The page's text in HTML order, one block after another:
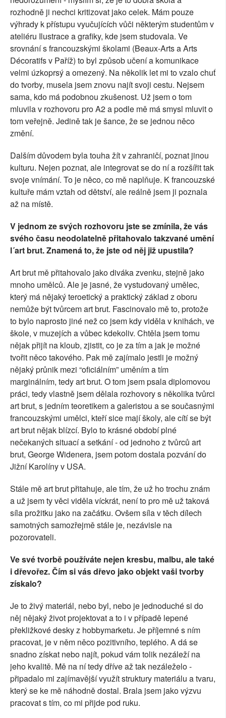
rozhodně ji nechci kritizovat jako celek. Mám pouze
výhrady k přístupu vyučujících vůči některým studentům v
ateliéru Ilustrace a grafiky, kde jsem studovala. Ve
srovnání s francouzskými školami (Beaux-Arts a Arts
Décoratifs v Paříž) to byl způsob učení a komunikace
velmi úzkoprsý a omezený. Na několik let mi to vzalo chuť
do tvorby, musela jsem znovu najít svoji cestu. Nejsem
sama, kdo má podobnou zkušenost. Už jsem o tom
mluvila v rozhovoru pro A2 a podle mě má smysl mluvit o
tom veřejně. Jedině tak je šance, že se jednou něco
změní.
Dalším důvodem byla touha žít v zahraničí, poznat jinou
kulturu. Nejen poznat, ale integrovat se do ní a rozšířit tak
svoje vnímání. To je něco, co mě naplňuje. K francouzské
kultuře mám vztah od dětství, ale reálně jsem ji poznala
až na místě.
V jednom ze svých rozhovoru jste se zmínila, že vás
svého času neodolatelně přitahovalo takzvané umění
l´art brut. Znamená to, že jste od něj již upustila?
Art brut mě přitahovalo jako diváka zvenku, stejně jako
mnoho umělců. Ale je jasné, že vystudovaný umělec,
který má nějaký teroetický a praktický základ z oboru
nemůže být tvůrcem art brut. Fascinovalo mě to, protože
to bylo naprosto jiné než co jsem kdy viděla v knihách, ve
škole, v muzejích a vůbec kdekoliv. Chtěla jsem tomu
nějak přijít na kloub, zjistit, co je za tím a jak je možné
tvořit něco takového. Pak mě zajímalo jestli je možný
nějaký průnik mezi “oficiálním” uměním a tím
marginálním, tedy art brut. O tom jsem psala diplomovou
práci, tedy vlastně jsem dělala rozhovory s několika tvůrci
art brut, s jedním teoretikem a galeristou a se současnými
francouzskými umělci, kteří sice mají školy, ale cítí se být
art brut nějak blízcí. Bylo to krásné období plné
nečekaných situací a setkání - od jednoho z tvůrců art
brut, George Widenera, jsem potom dostala pozvání do
Jižní Karolíny v USA.
Stále mě art brut přitahuje, ale tím, že už ho trochu znám
a už jsem ty věci viděla víckrát, není to pro mě už taková
síla prožitku jako na začátku. Ovšem síla v těch dílech
samotných samozřejmě stále je, nezávisle na
pozorovateli.
Ve své tvorbě používáte nejen kresbu, malbu, ale také
i dřevořez. Čím si vás dřevo jako objekt vaši tvorby
získalo?
Je to živý materiál, nebo byl, nebo je jednoduché si do
něj nějaký život projektovat a to i v případě lepené
překližkové desky z hobbymarketu. Je příjemné s ním
pracovat, je v něm něco pozitivního, teplého. A dá se
snadno získat nebo najít, pokud vám tolik nezáleží na
jeho kvalitě. Mě na ní tedy dříve až tak nezáleželo -
připadalo mi zajímavější využít struktury materiálu a tvaru,
který se ke mě náhodně dostal. Brala jsem jako výzvu
pracovat s tím, co mi přijde pod ruku.